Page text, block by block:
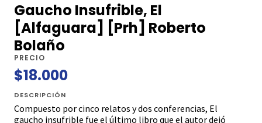
Gaucho Insufrible, El
[Alfaguara] [Prh] Roberto
Bolaño
PRECIO
$18.000
DESCRIPCIÓN
Compuesto por cinco relatos y dos conferencias, El
gaucho insufrible fue el último libro que el autor dejó